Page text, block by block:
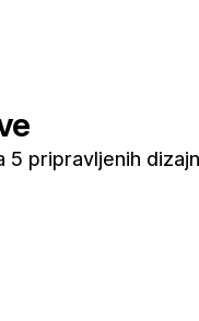
5 pripravljenih